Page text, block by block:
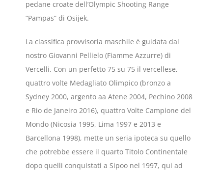
pedane croate dell’Olympic Shooting Range
“Pampas” di Osijek.
La classifica provvisoria maschile è guidata dal
nostro Giovanni Pellielo (Fiamme Azzurre) di
Vercelli. Con un perfetto 75 su 75 il vercellese,
quattro volte Medagliato Olimpico (bronzo a
Sydney 2000, argento aa Atene 2004, Pechino 2008
e Rio de Janeiro 2016), quattro Volte Campione del
Mondo (Nicosia 1995, Lima 1997 e 2013 e
Barcellona 1998), mette un seria ipoteca su quello
che potrebbe essere il quarto Titolo Continentale
dopo quelli conquistati a Sipoo nel 1997, qui ad